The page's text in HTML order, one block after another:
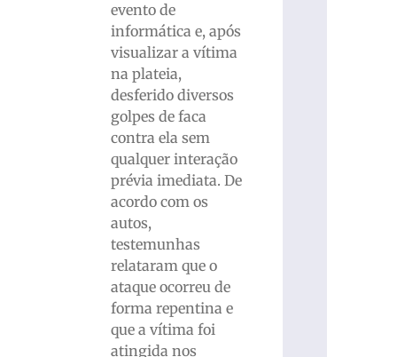
evento de
informática e, após
visualizar a vítima
na plateia,
desferido diversos
golpes de faca
contra ela sem
qualquer interação
prévia imediata. De
acordo com os
autos,
testemunhas
relataram que o
ataque ocorreu de
forma repentina e
que a vítima foi
atingida nos